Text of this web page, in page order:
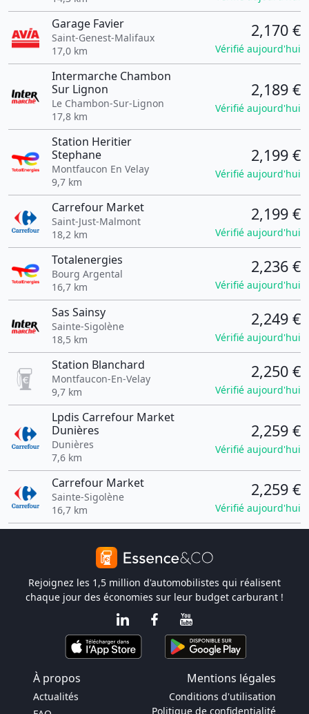
Garage Favier
Saint-Genest-Malifaux
17,0 km
2,170 €
Vérifié aujourd'hui
Intermarche Chambon
Sur Lignon
Le Chambon-Sur-Lignon
17,8 km
2,189 €
Vérifié aujourd'hui
Station Heritier
Stephane
Montfaucon En Velay
9,7 km
2,199 €
Vérifié aujourd'hui
Carrefour Market
Saint-Just-Malmont
18,2 km
2,199 €
Vérifié aujourd'hui
Totalenergies
Bourg Argental
16,7 km
2,236 €
Vérifié aujourd'hui
Sas Sainsy
Sainte-Sigolène
18,5 km
2,249 €
Vérifié aujourd'hui
Station Blanchard
Montfaucon-En-Velay
9,7 km
2,250 €
Vérifié aujourd'hui
Lpdis Carrefour Market
Dunières
Dunières
7,6 km
2,259 €
Vérifié aujourd'hui
Carrefour Market
Sainte-Sigolène
16,7 km
2,259 €
Vérifié aujourd'hui
Rejoignez les 1,5 million d'automobilistes qui réalisent
chaque jour des économies sur leur budget carburant !
À propos Mentions légales
Actualités
Conditions d'utilisation
Politique de confidentialité